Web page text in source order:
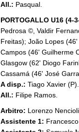
All.: Pasqual.
PORTOGALLO U16 (4-
Pedrosa ©, Valdir
Freitas); João Lopes
Campos (46' Guilherme
Glasgow (62' Diogo
Cassamá (46' José
A disp.: Tiago Xavier (P).
All.: Filipe Ramos.
Arbitro: Lorenzo
Assistente 1: